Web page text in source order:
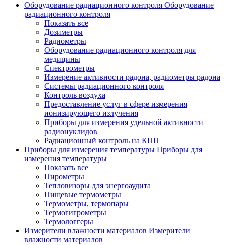
Оборудование радиационного контроля Оборудование
радиационного контроля
Показать все
Дозиметры
Радиометры
Оборудование радиационного контроля для
медицины
Спектрометры
Измерение активности радона, радиометры радона
Системы радиационного контроля
Контроль воздуха
Предоставление услуг в сфере измерения
ионизирующего излучения
Приборы для измерения удельной активности
радионуклидов
Радиационный контроль на КПП
Приборы для измерения температуры Приборы для
измерения температуры
Показать все
Пирометры
Тепловизоры для энергоаудита
Пищевые термометры
Термометры, термопары
Термогигрометры
Термологгеры
Измерители влажности материалов Измерители
влажности материалов